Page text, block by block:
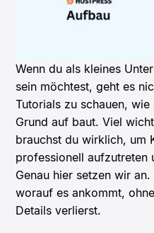
Wenn du als kleines
sein möchtest, geht es
Tutorials zu schauen,
Grund auf baut. Viel
brauchst du wirklich, um
professionell aufzutreten
Genau hier setzen wir
worauf es ankommt,
Details verlierst.